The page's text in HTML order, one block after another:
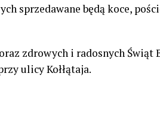
sprzedawane będą koce,
zdrowych i radosnych Świąt
ulicy Kołłątaja.